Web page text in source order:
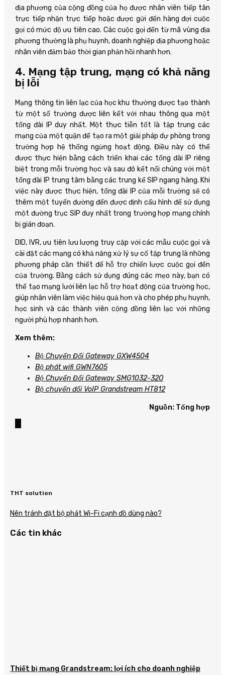
địa phương của cộng đồng của họ được nhân viên tiếp tân
trực tiếp nhận trực tiếp hoặc được gửi đến hàng đợi cuộc
gọi có mức độ ưu tiên cao. Các cuộc gọi đến từ mã vùng địa
phương thường là phụ huynh, doanh nghiệp địa phương hoặc
nhân viên đảm bảo thời gian phản hồi nhanh hơn.
4. Mạng tập trung, mạng có khả năng
bị lỗi
Mạng thông tin liên lạc của học khu thường được tạo thành
từ một số trường được liên kết với nhau thông qua một
tổng đài IP duy nhất. Một thực tiễn tốt là tập trung các
mạng của một quận để tạo ra một giải pháp dự phòng trong
trường hợp hệ thống ngừng hoạt động. Điều này có thể
được thực hiện bằng cách triển khai các tổng đài IP riêng
biệt trong mỗi trường học và sau đó kết nối chúng với một
tổng đài IP trung tâm bằng các trung kế SIP ngang hàng. Khi
việc này được thực hiện, tổng đài IP của mỗi trường sẽ có
thêm một tuyến đường đến được định cấu hình để sử dụng
một đường trục SIP duy nhất trong trường hợp mạng chính
bị gián đoạn.
DID, IVR, ưu tiên lưu lượng truy cập với các mẫu cuộc gọi và
cài đặt các mạng có khả năng xử lý sự cố tập trung là những
phương pháp cần thiết để hỗ trợ chiến lược cuộc gọi đến
của trường. Bằng cách sử dụng đúng các mẹo này, bạn có
thể tạo mạng lưới liên lạc hỗ trợ hoạt động của trường học,
giúp nhân viên làm việc hiệu quả hơn và cho phép phụ huynh,
học sinh và các thành viên cộng đồng liên lạc với những
người phù hợp nhanh hơn.
Xem thêm:
Bộ Chuyển Đổi Gateway GXW4504
Bộ phát wifi GWN7605
Bộ Chuyển Đổi Gateway SMG1032-32O
Bộ chuyển đổi VoIP Grandstream HT812
Nguồn: Tổng hợp
THT solution
Nên tránh đặt bộ phát Wi-Fi cạnh đồ dùng nào?
Các tin khác
Thiết bị mạng Grandstream: lợi ích cho doanh nghiệp